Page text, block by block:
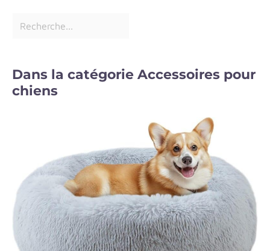
Dans la catégorie Accessoires pour
chiens